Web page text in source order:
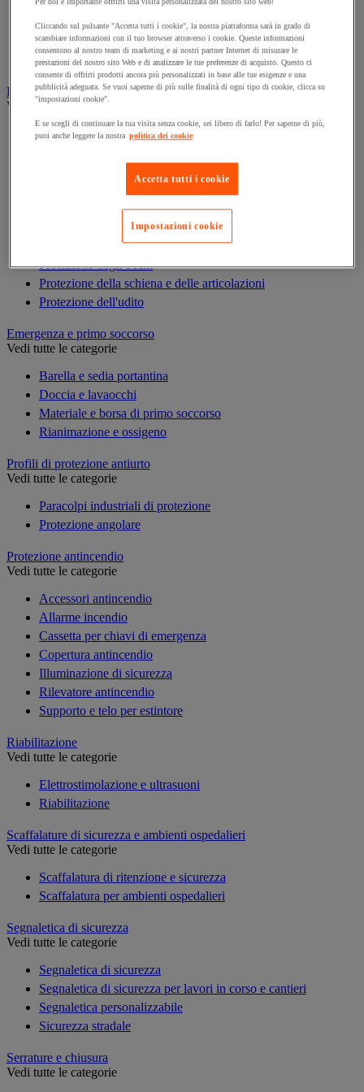
Armadio di sicurezza
Armadio portachiavi
Cassaforte
Cassetta portachiavi
Dispositivi di protezione individuale (DPI)
Vedi tutte le categorie
Abbigliamento di protezione e da lavoro
Custodie per DPI
Maschera respiratoria
Protezione degli occhi
Protezione della schiena e delle articolazioni
Protezione dell'udito
Emergenza e primo soccorso
Vedi tutte le categorie
Barella e sedia portantina
Doccia e lavaocchi
Materiale e borsa di primo soccorso
Rianimazione e ossigeno
Profili di protezione antiurto
Vedi tutte le categorie
Paracolpi industriali di protezione
Protezione angolare
Protezione antincendio
Vedi tutte le categorie
Accessori antincendio
Allarme incendio
Cassetta per chiavi di emergenza
Copertura antincendio
Illuminazione di sicurezza
Rilevatore antincendio
Supporto e telo per estintore
Riabilitazione
Vedi tutte le categorie
Elettrostimolazione e ultrasuoni
Riabilitazione
Scaffalature di sicurezza e ambienti ospedalieri
Vedi tutte le categorie
Scaffalatura di ritenzione e sicurezza
Scaffalatura per ambienti ospedalieri
Segnaletica di sicurezza
Vedi tutte le categorie
Segnaletica di sicurezza
Segnaletica di sicurezza per lavori in corso e cantieri
Segnaletica personalizzabile
Sicurezza stradale
Serrature e chiusura
Vedi tutte le categorie
Cliccando sul pulsante "Accetta tutti i cookie", la nostra piattaforma sarà in grado di
scambiare informazioni con il tuo browser attraverso i cookie. Queste informazioni
consentono al nostro team di marketing e ai nostri partner Internet di misurare le
prestazioni del nostro sito Web e di analizzare le tue preferenze di acquisto. Questo ci
consente di offrirti prodotti ancora più personalizzati in base alle tue esigenze e una
pubblicità adeguata. Se vuoi saperne di più sulle finalità di ogni tipo di cookie, clicca su
"impostazioni cookie".
E se scegli di continuare la tua visita senza cookie, sei libero di farlo! Per saperne di più,
puoi anche leggere la nostra politica dei cookie
Accetta tutti i cookie
Impostazioni cookie